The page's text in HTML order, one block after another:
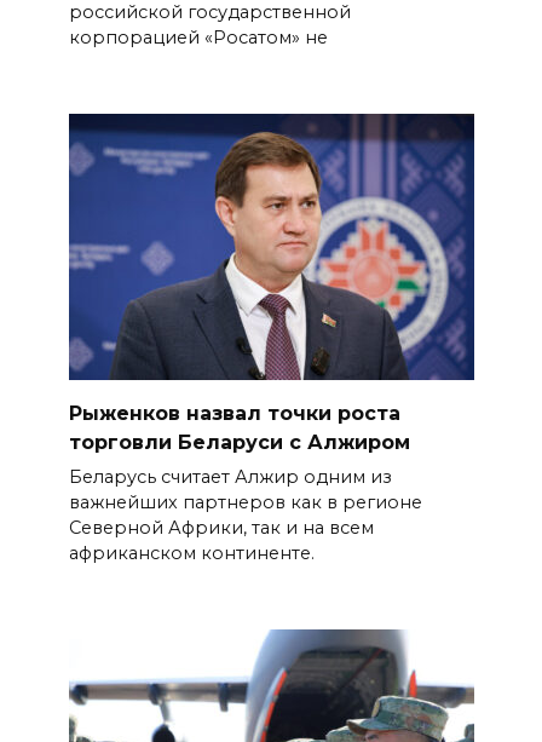
российской государственной
корпорацией «Росатом» не
Рыженков назвал точки роста
торговли Беларуси с Алжиром
Беларусь считает Алжир одним из
важнейших партнеров как в регионе
Северной Африки, так и на всем
африканском континенте.